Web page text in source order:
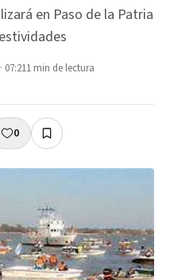
en Paso de la Patria
07:211 min de lectura
0